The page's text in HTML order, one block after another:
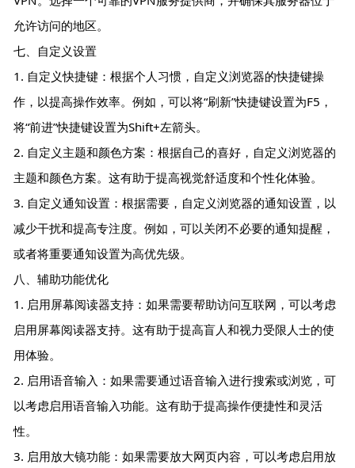
允许访问的地区。
七、自定义设置
1. 自定义快捷键：根据个人习惯，自定义浏览器的快捷键操
作，以提高操作效率。例如，可以将“刷新”快捷键设置为F5，
将“前进”快捷键设置为Shift+左箭头。
2. 自定义主题和颜色方案：根据自己的喜好，自定义浏览器的
主题和颜色方案。这有助于提高视觉舒适度和个性化体验。
3. 自定义通知设置：根据需要，自定义浏览器的通知设置，以
减少干扰和提高专注度。例如，可以关闭不必要的通知提醒，
或者将重要通知设置为高优先级。
八、辅助功能优化
1. 启用屏幕阅读器支持：如果需要帮助访问互联网，可以考虑
启用屏幕阅读器支持。这有助于提高盲人和视力受限人士的使
用体验。
2. 启用语音输入：如果需要通过语音输入进行搜索或浏览，可
以考虑启用语音输入功能。这有助于提高操作便捷性和灵活
性。
3. 启用放大镜功能：如果需要放大网页内容，可以考虑启用放